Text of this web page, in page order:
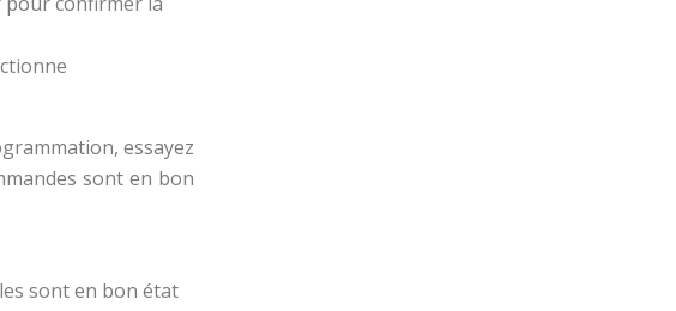
essayez
sont en bon
sont en bon état